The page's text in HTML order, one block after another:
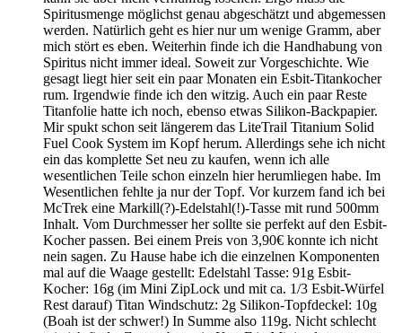
Spiritusmenge möglichst genau abgeschätzt und abgemessen
werden. Natürlich geht es hier nur um wenige Gramm, aber
mich stört es eben. Weiterhin finde ich die Handhabung von
Spiritus nicht immer ideal. Soweit zur Vorgeschichte. Wie
gesagt liegt hier seit ein paar Monaten ein Esbit-Titankocher
rum. Irgendwie finde ich den witzig. Auch ein paar Reste
Titanfolie hatte ich noch, ebenso etwas Silikon-Backpapier.
Mir spukt schon seit längerem das LiteTrail Titanium Solid
Fuel Cook System im Kopf herum. Allerdings sehe ich nicht
ein das komplette Set neu zu kaufen, wenn ich alle
wesentlichen Teile schon einzeln hier herumliegen habe. Im
Wesentlichen fehlte ja nur der Topf. Vor kurzem fand ich bei
McTrek eine Markill(?)-Edelstahl(!)-Tasse mit rund 500mm
Inhalt. Vom Durchmesser her sollte sie perfekt auf den Esbit-
Kocher passen. Bei einem Preis von 3,90€ konnte ich nicht
nein sagen. Zu Hause habe ich die einzelnen Komponenten
mal auf die Waage gestellt: Edelstahl Tasse: 91g Esbit-
Kocher: 16g (im Mini ZipLock und mit ca. 1/3 Esbit-Würfel
Rest darauf) Titan Windschutz: 2g Silikon-Topfdeckel: 10g
(Boah ist der schwer!) In Summe also 119g. Nicht schlecht